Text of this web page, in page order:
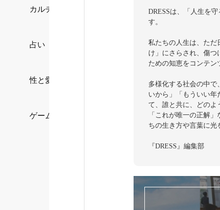
カルチャー/エンタメ
占い
性と愛
ゲーム
DRESSは、「人生を
す。
私たちの人生は、ただ
け」にさらされ、傷
ための知恵をコンテ
多様化する社会の中
いから」「もういい
て、誰と共に、どの
「これが唯一の正解
ちの生き方や言葉に
『DRESS』編集部